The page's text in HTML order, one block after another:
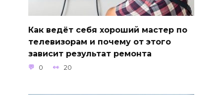
Как ведёт себя хороший мастер по
телевизорам и почему от этого
зависит результат ремонта
0 20